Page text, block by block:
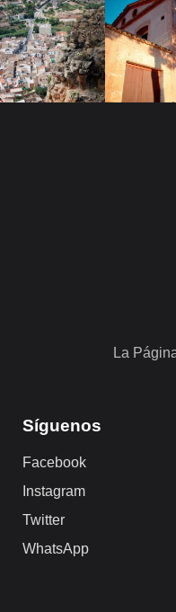
La
Síguenos
Facebook
Instagram
Twitter
WhatsApp